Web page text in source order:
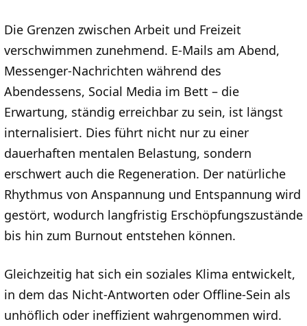
Die Grenzen zwischen Arbeit und Freizeit
verschwimmen zunehmend. E-Mails am Abend,
Messenger-Nachrichten während des
Abendessens, Social Media im Bett – die
Erwartung, ständig erreichbar zu sein, ist längst
internalisiert. Dies führt nicht nur zu einer
dauerhaften mentalen Belastung, sondern
erschwert auch die Regeneration. Der natürliche
Rhythmus von Anspannung und Entspannung wird
gestört, wodurch langfristig Erschöpfungszustände
bis hin zum Burnout entstehen können.
Gleichzeitig hat sich ein soziales Klima entwickelt,
in dem das Nicht-Antworten oder Offline-Sein als
unhöflich oder ineffizient wahrgenommen wird.